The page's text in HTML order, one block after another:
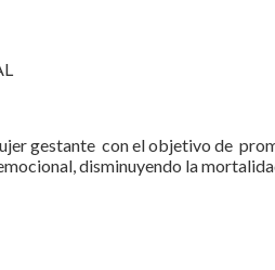
gestante con el objetivo de
disminuyendo la